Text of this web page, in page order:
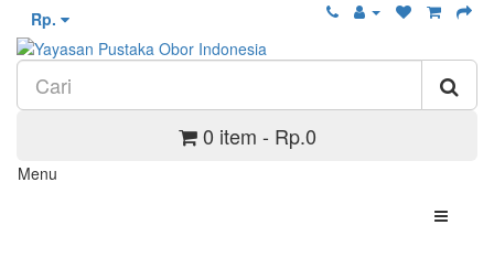
Rp.
0 item - Rp.0
Menu